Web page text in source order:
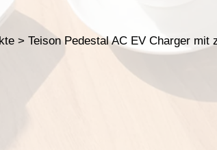
>Teison Pedestal AC EV Charger mit